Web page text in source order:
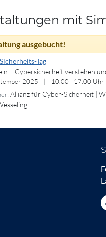
mit
ausgebucht!
Tag
– Cybersicherheit verstehen
2025 |
10.00 - 17.00 Uhr
Allianz für Cyber-Sicherheit |